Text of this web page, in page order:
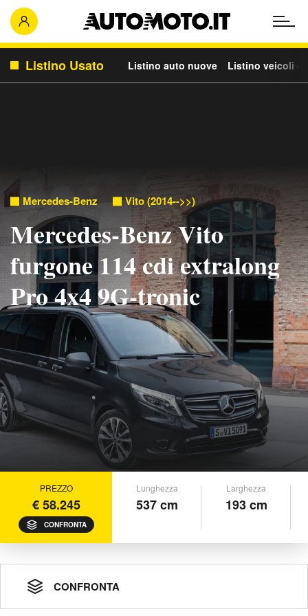
Listino Usato Listino auto nuove Listino veicoli
Mercedes-Benz Vito (2014-->>)
Mercedes-Benz Vito
furgone 114 cdi extralong
Pro 4x4 9G-tronic
PREZZO
€ 58.245
CONFRONTA
Lunghezza
537 cm
Larghezza
193 cm
CONFRONTA